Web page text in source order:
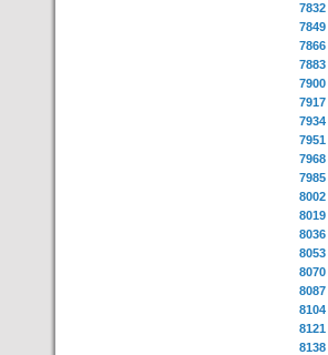
7832
7849
7866
7883
7900
7917
7934
7951
7968
7985
8002
8019
8036
8053
8070
8087
8104
8121
8138